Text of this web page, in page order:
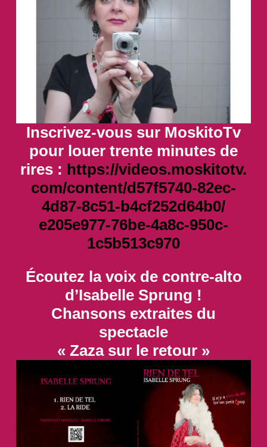
Inscrivez-vous sur MoskitoTv
pour louer trente minutes de
rires : https://videos.moskitotv.
com/content/d57f5740-82ec-
4d87-8c51-b4cf252d64b0/
e205e977-76be-4a8c-950c-
1c5b513c970
Écoutez la voix de contre-alto
d’Isabelle Sprung !
Chansons extraites du
spectacle
« Zaza sur le retour »